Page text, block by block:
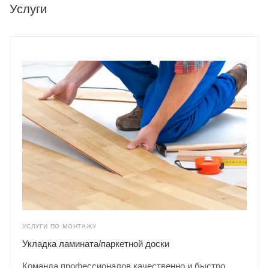
Услуги
УСЛУГИ ПО МОНТАЖУ
Укладка ламината/паркетной доски